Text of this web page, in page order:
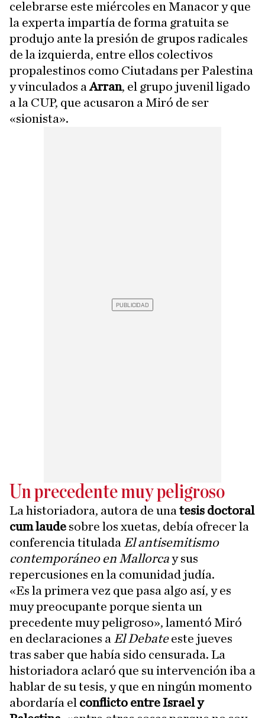
celebrarse este miércoles en Manacor y que
la experta impartía de forma gratuita se
produjo ante la presión de grupos radicales
de la izquierda, entre ellos colectivos
propalestinos como Ciutadans per Palestina
y vinculados aArran, el grupo juvenil ligado
a la CUP, que acusaron a Miró de ser
«sionista».
Un precedente muy peligroso
La historiadora, autora de una tesis doctoral
cum laude sobre los xuetas, debía ofrecer la
conferencia titulada El antisemitismo
contemporáneo en Mallorcay sus
repercusiones en la comunidad judía.
«Es la primera vez que pasa algo así, y es
muy preocupante porque sienta un
precedente muy peligroso», lamentó Miró
en declaraciones a El Debateeste jueves
tras saber que había sido censurada. La
historiadora aclaró que su intervención iba a
hablar de su tesis, y que en ningún momento
abordaría el conflicto entre Israel y